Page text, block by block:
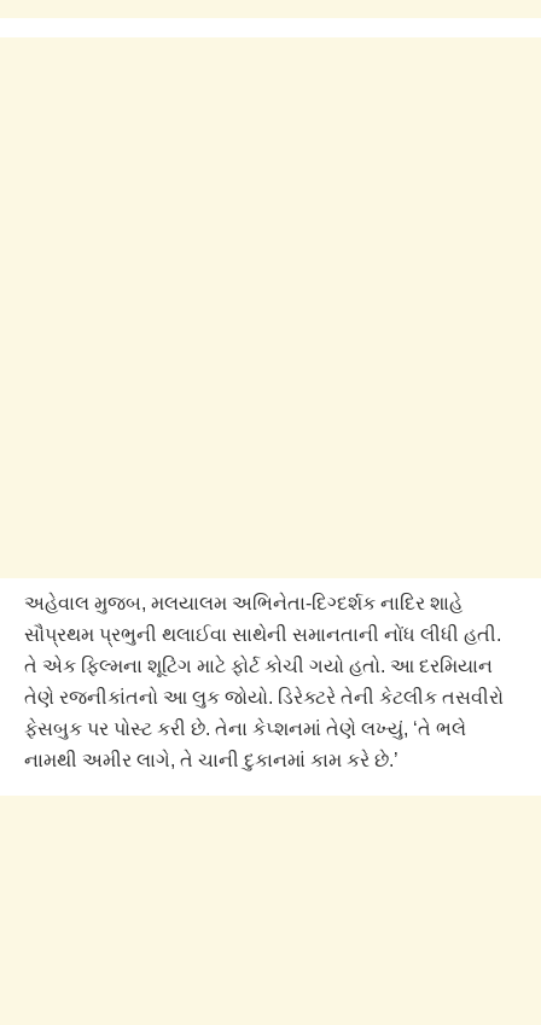
અહેવાલ મુજબ, મલયાલમ અભિનેતા-દિગ્દર્શક નાદિર શાહે
સૌપ્રથમ પ્રભુની થલાઈવા સાથેની સમાનતાની નોંધ લીધી હતી.
તે એક ફિલ્મના શૂટિંગ માટે ફોર્ટ કોચી ગયો હતો. આ દરમિયાન
તેણે રજનીકાંતનો આ લુક જોયો. ડિરેક્ટરે તેની કેટલીક તસવીરો
ફેસબુક પર પોસ્ટ કરી છે. તેના કેપ્શનમાં તેણે લખ્યું, ‘તે ભલે
નામથી અમીર લાગે, તે ચાની દુકાનમાં કામ કરે છે.’